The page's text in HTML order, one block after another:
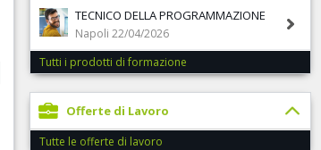
TECNICO DELLA PROGRAMMAZIONE
Napoli 22/04/2026
Tutti i prodotti di formazione
Offerte di Lavoro
Tutte le offerte di lavoro